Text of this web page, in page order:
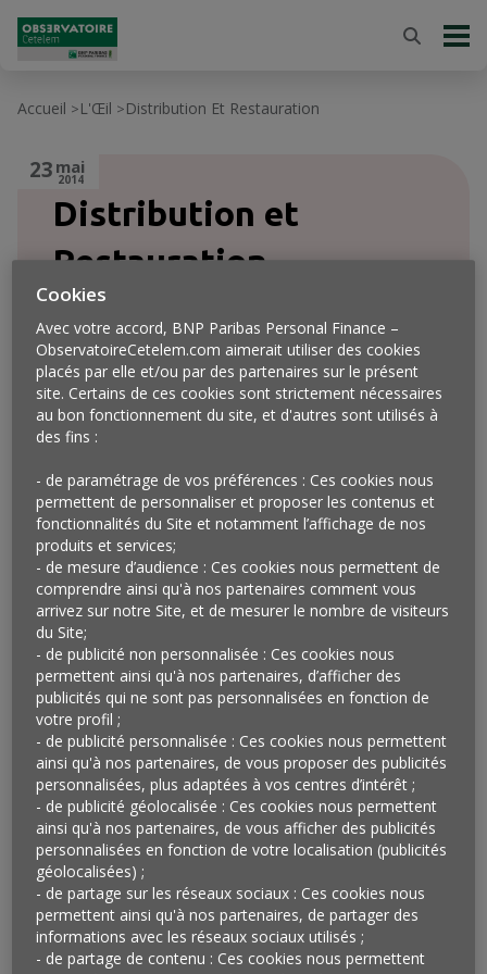
Accueil >L'Œil >Distribution Et Restauration
Distribution et
Restauration
23 mai
2014
L’OEIL A ANALYSE
Vu à Paris… rive gauche…
Pour son restaurant de la rue d’Assas, la chef Hélène
Darroze a imaginé une expérience unique, baptisée La
Table du Sommelier, en partenariat avec la Grande
Epicerie de Paris (Le Bon Marché). Les clients qui
réserveront à sa table (minimum six personnes)
commenceront par choisir leurs vins avec les cavistes
du grand magasin parmi les 3000 références
proposées. Les équipes d’Hélène Darroze leur
proposeront alors un menu en sept plats réalisé à
Cookies
Avec votre accord, BNP Paribas Personal Finance –
ObservatoireCetelem.com aimerait utiliser des cookies
placés par elle et/ou par des partenaires sur le présent
site. Certains de ces cookies sont strictement nécessaires
au bon fonctionnement du site, et d'autres sont utilisés à
des fins :
- de paramétrage de vos préférences : Ces cookies nous
permettent de personnaliser et proposer les contenus et
fonctionnalités du Site et notamment l’affichage de nos
produits et services;
- de mesure d’audience : Ces cookies nous permettent de
comprendre ainsi qu'à nos partenaires comment vous
arrivez sur notre Site, et de mesurer le nombre de visiteurs
du Site;
- de publicité non personnalisée : Ces cookies nous
permettent ainsi qu'à nos partenaires, d’afficher des
publicités qui ne sont pas personnalisées en fonction de
votre profil ;
- de publicité personnalisée : Ces cookies nous permettent
ainsi qu'à nos partenaires, de vous proposer des publicités
personnalisées, plus adaptées à vos centres d’intérêt ;
- de publicité géolocalisée : Ces cookies nous permettent
ainsi qu'à nos partenaires, de vous afficher des publicités
personnalisées en fonction de votre localisation (publicités
géolocalisées) ;
- de partage sur les réseaux sociaux : Ces cookies nous
permettent ainsi qu'à nos partenaires, de partager des
informations avec les réseaux sociaux utilisés ;
- de partage de contenu : Ces cookies nous permettent